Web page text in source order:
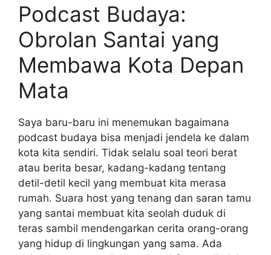
Podcast Budaya:
Obrolan Santai yang
Membawa Kota Depan
Mata
Saya baru-baru ini menemukan bagaimana
podcast budaya bisa menjadi jendela ke dalam
kota kita sendiri. Tidak selalu soal teori berat
atau berita besar, kadang-kadang tentang
detil-detil kecil yang membuat kita merasa
rumah. Suara host yang tenang dan saran tamu
yang santai membuat kita seolah duduk di
teras sambil mendengarkan cerita orang-orang
yang hidup di lingkungan yang sama. Ada